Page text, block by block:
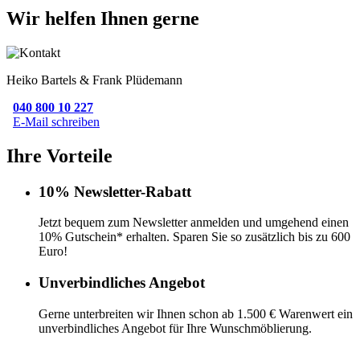
Wir helfen Ihnen gerne
Heiko Bartels & Frank Plüdemann
040 800 10 227
E-Mail schreiben
Ihre Vorteile
10% Newsletter-Rabatt
Jetzt bequem zum Newsletter anmelden und umgehend einen
10% Gutschein* erhalten. Sparen Sie so zusätzlich bis zu 600
Euro!
Unverbindliches Angebot
Gerne unterbreiten wir Ihnen schon ab 1.500 € Warenwert ein
unverbindliches Angebot für Ihre Wunschmöblierung.